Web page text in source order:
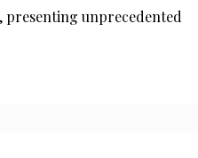
presenting unprecedented